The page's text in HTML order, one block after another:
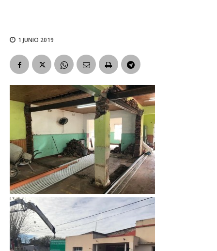
1 JUNIO 2019